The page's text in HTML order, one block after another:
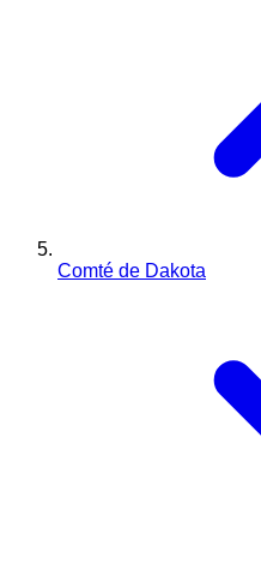
Comté de Dakota